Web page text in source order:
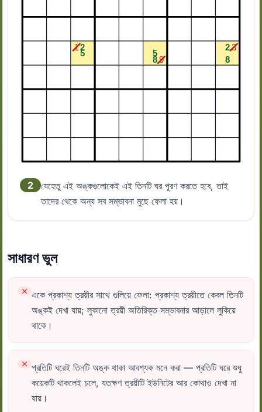
2
যেহেতু এই অঙ্কগুলোকেই এই তিনটি ঘর পূরণ করতে হবে, তাই
তাদের থেকে অন্য সব সম্ভাবনা মুছে ফেলা হয়।
সাধারণ ভুল
একে প্রকাশ্য ত্রয়ীর সাথে গুলিয়ে ফেলা: প্রকাশ্য ত্রয়ীতে কেবল তিনটি
অঙ্কই দেখা যায়; লুকানো ত্রয়ী অতিরিক্ত সম্ভাবনার আড়ালে লুকিয়ে
থাকে।
প্রতিটি ঘরেই তিনটি অঙ্ক থাকা আবশ্যক মনে করা — প্রতিটি ঘরে শুধু
কয়েকটি থাকলেই চলে, যতক্ষণ ত্রয়ীটি ইউনিটের আর কোথাও দেখা না
যায়।